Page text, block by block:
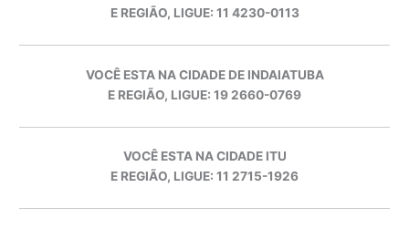
E REGIÃO, LIGUE: 11 4230-0113
VOCÊ ESTA NA CIDADE DE INDAIATUBA
E REGIÃO, LIGUE: 19 2660-0769
VOCÊ ESTA NA CIDADE ITU
E REGIÃO, LIGUE: 11 2715-1926